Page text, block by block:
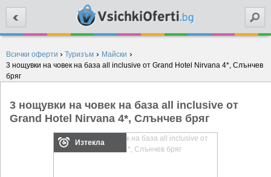
Всички оферти › Туризъм › Майски ›
3 нощувки на човек на база all inclusive от Grand Hotel Nirvana 4*, Слънчев
бряг
3 нощувки на човек на база all inclusive от
Grand Hotel Nirvana 4*, Слънчев бряг
Изтекла